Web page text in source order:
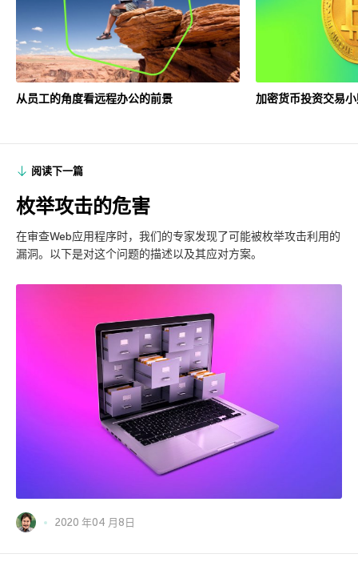
从员工的角度看远程办公的前景 加密货币投资交易
阅读下一篇
枚举攻击的危害
在审查Web应用程序时，我们的专家发现了可能被枚举攻击利用的
漏洞。以下是对这个问题的描述以及其应对方案。
2020 年04 月8日